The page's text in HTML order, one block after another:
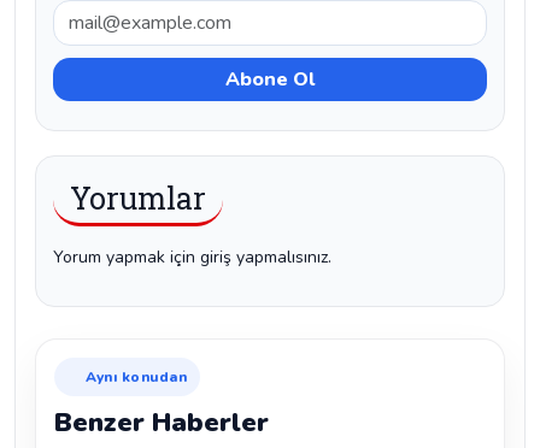
Yorumlar
Yorum yapmak için giriş yapmalısınız.
Aynı konudan
Benzer Haberler